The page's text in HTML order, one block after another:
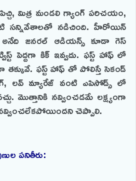
మిత్ర మండలి గ్యాంగ్ పరిచయం,
సన్నివేశాలతో నడిచింది. హీరోయిన్
అనేది జనరల్ ఆడియన్స్ కూడా గెస్
పెద్దగా కిక్ ఇవ్వదు. ఫస్ట్ హాఫ్ లో
తక్కువే. ఫస్ట్ హాఫ్ తో పోలిస్తే సెకండ్
లవ్ మ్యారేజ్ వంటి ఎపిసోడ్స్ లో
మొత్తానికి నవ్వించడమే లక్ష్యంగా
చెప్పాలి.
పనితీరు: